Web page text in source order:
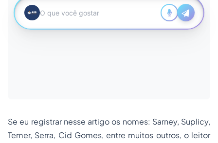
Se eu registrar nesse artigo os nomes: Sarney, Suplicy,
Temer, Serra, Cid Gomes, entre muitos outros, o leitor